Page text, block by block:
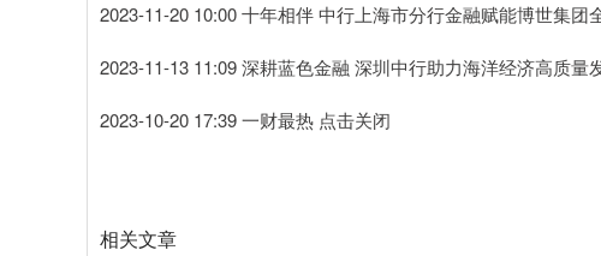
2023-11-20 10:00 十年相伴 中行上海市分行金融赋能博世集团
2023-11-13 11:09 深耕蓝色金融 深圳中行助力海洋经济高质量
2023-10-20 17:39 一财最热 点击关闭
相关文章